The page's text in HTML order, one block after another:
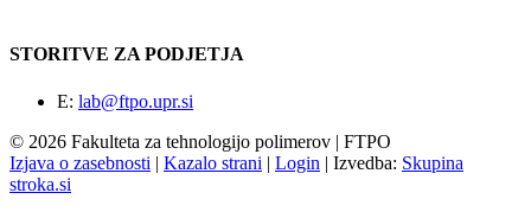
STORITVE ZA PODJETJA
E: lab@ftpo.upr.si
© 2026 Fakulteta za tehnologijo polimerov | FTPO
Izjava o zasebnosti | Kazalo strani | Login | Izvedba: Skupina
stroka.si